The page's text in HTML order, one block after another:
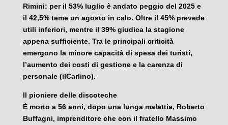
Rimini: per il 53% luglio è andato peggio del 2025 e
il 42,5% teme un agosto in calo. Oltre il 45% prevede
utili inferiori, mentre il 39% giudica la stagione
appena sufficiente. Tra le principali criticità
emergono la minore capacità di spesa dei turisti,
l’aumento dei costi di gestione e la carenza di
personale (ilCarlino).
Il pioniere delle discoteche
È morto a 56 anni, dopo una lunga malattia, Roberto
Buffagni, imprenditore che con il fratello Massimo